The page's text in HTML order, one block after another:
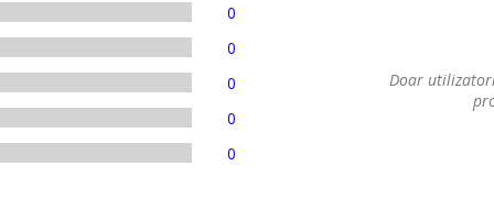
0
0
0
0
0
Doar